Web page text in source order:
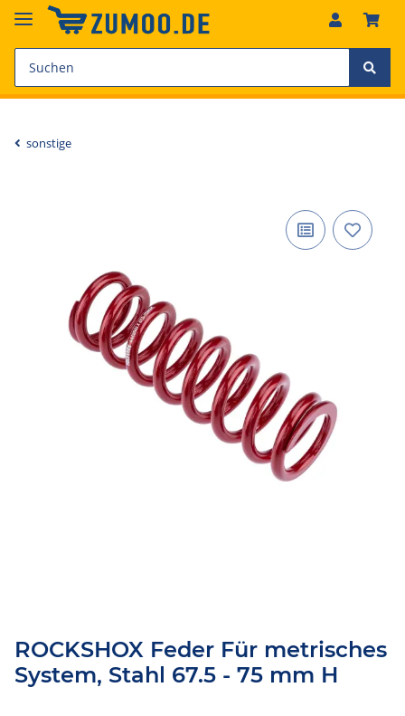
sonstige
ROCKSHOX Feder Für metrisches
System, Stahl 67.5 - 75 mm H